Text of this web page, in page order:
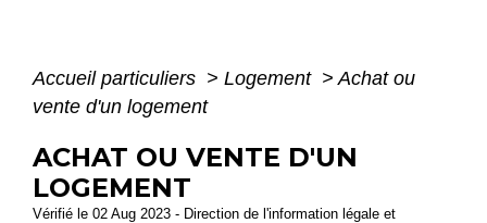
Accueil particuliers > Logement > Achat ou
vente d'un logement
ACHAT OU VENTE D'UN
LOGEMENT
Vérifié le 02 Aug 2023 - Direction de l'information légale et